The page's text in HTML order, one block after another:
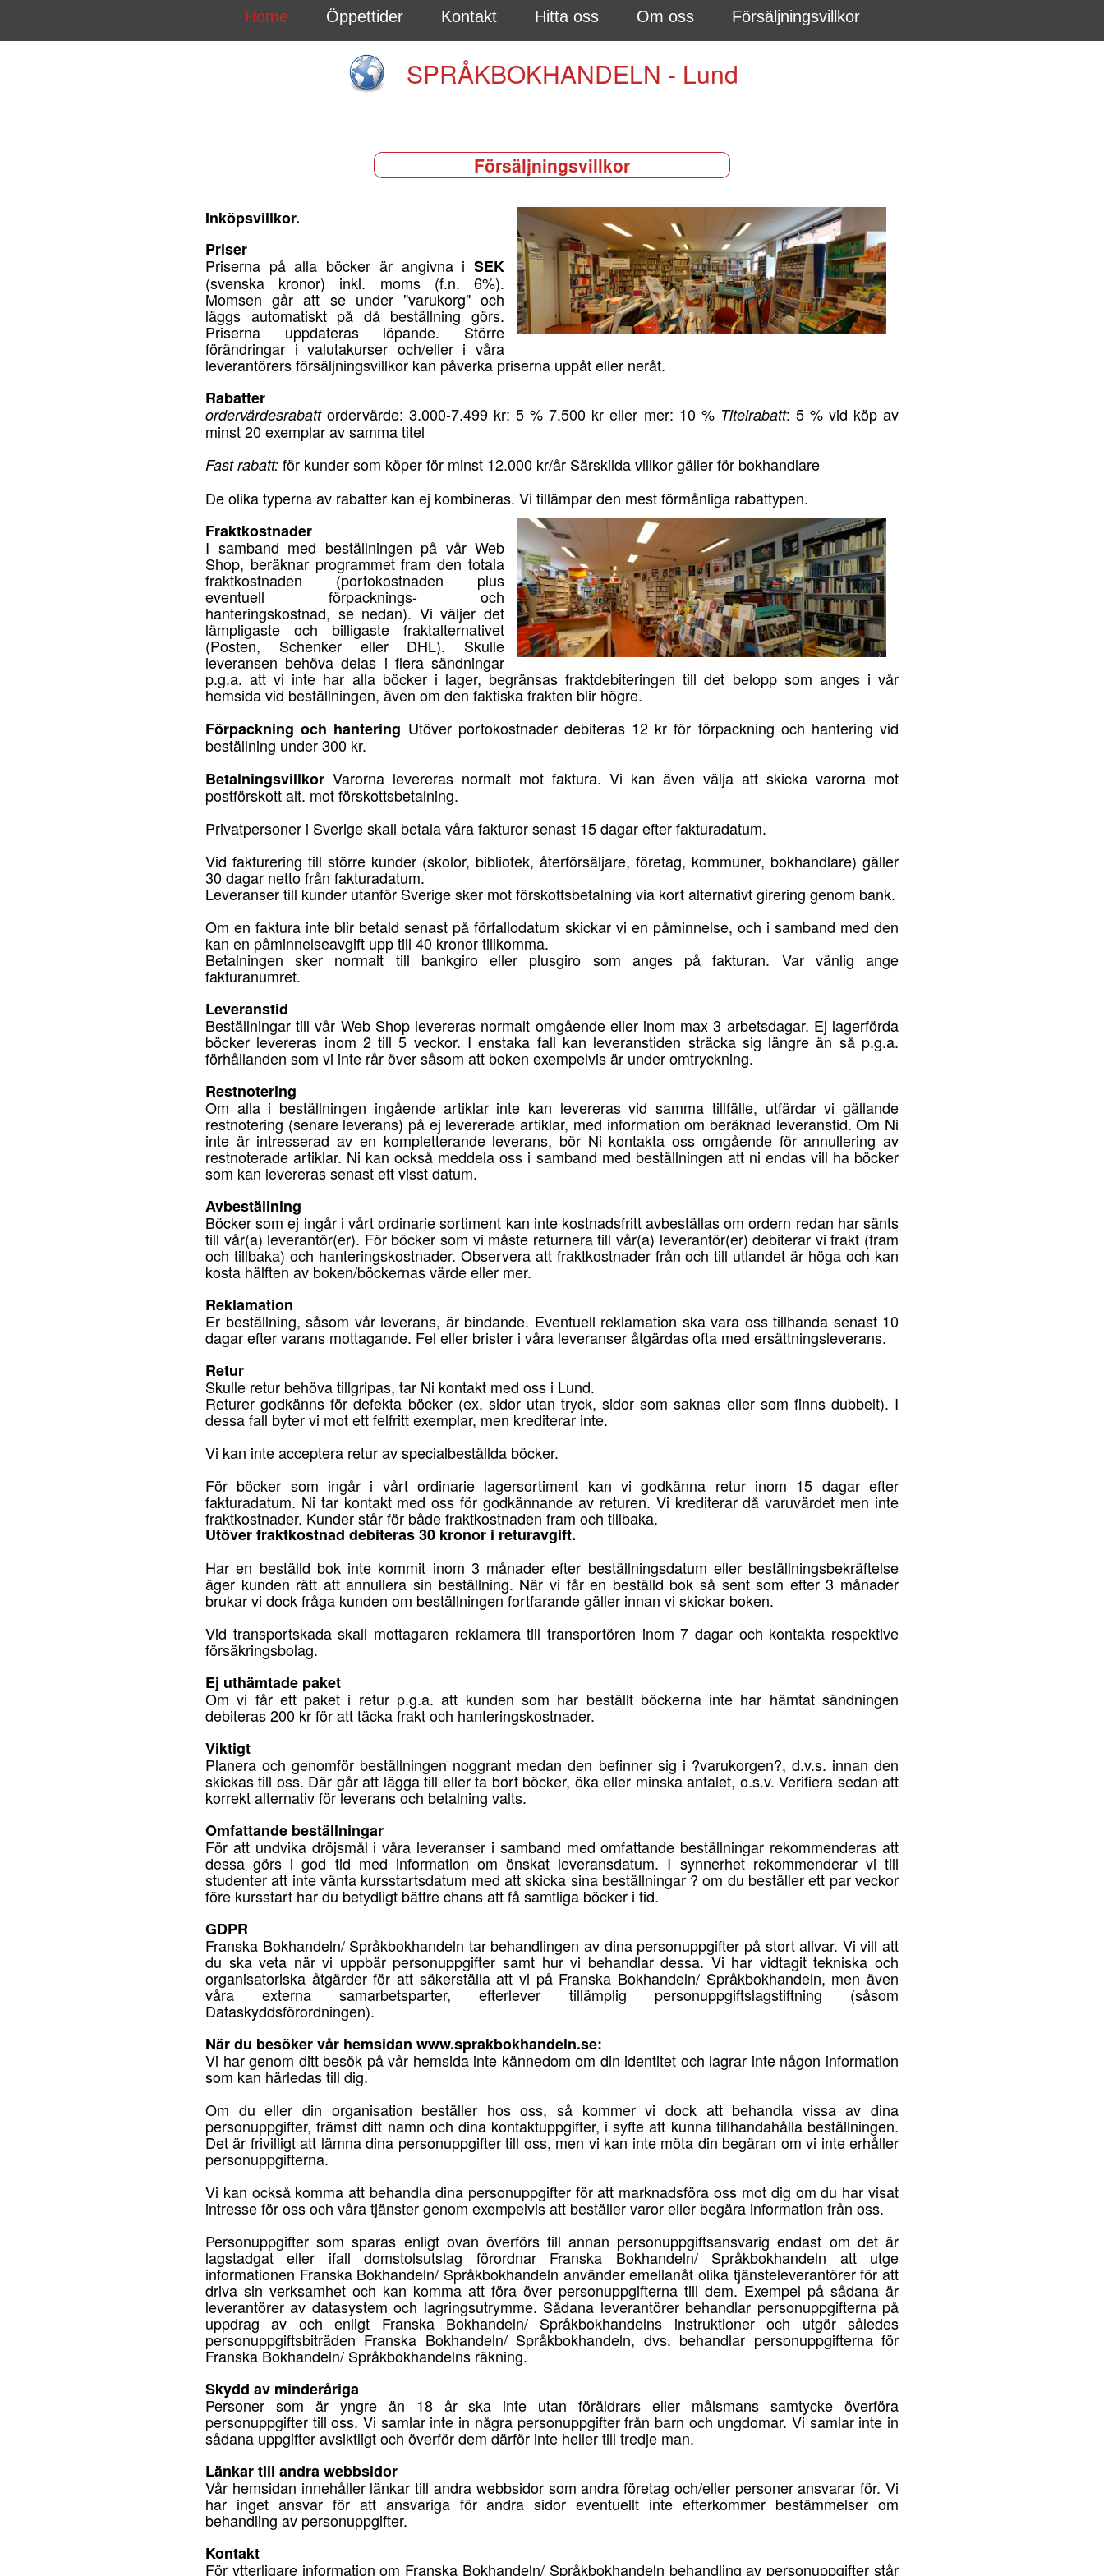
Home Öppettider Kontakt Hitta oss Om oss Försäljningsvillkor
SPRÅKBOKHANDELN - Lund
Försäljningsvillkor
Inköpsvillkor.
Priser
Priserna på alla böcker är angivna i SEK
(svenska kronor) inkl. moms (f.n. 6%).
Momsen går att se under "varukorg" och
läggs automatiskt på då beställning görs.
Priserna uppdateras löpande. Större
förändringar i valutakurser och/eller i våra
leverantörers försäljningsvillkor kan påverka priserna uppåt eller neråt.
Rabatter
ordervärdesrabattordervärde: 3.000-7.499 kr: 5 % 7.500 kr eller mer: 10 % Titelrabatt: 5 % vid köp av
minst 20 exemplar av samma titel
Fast rabatt: för kunder som köper för minst 12.000 kr/år Särskilda villkor gäller för bokhandlare
De olika typerna av rabatter kan ej kombineras. Vi tillämpar den mest förmånliga rabattypen.
Fraktkostnader
I samband med beställningen på vår Web
Shop, beräknar programmet fram den totala
fraktkostnaden (portokostnaden plus
eventuell förpacknings- och
hanteringskostnad, se nedan). Vi väljer det
lämpligaste och billigaste fraktalternativet
(Posten, Schenker eller DHL). Skulle
leveransen behöva delas i flera sändningar
p.g.a. att vi inte har alla böcker i lager, begränsas fraktdebiteringen till det belopp som anges i vår
hemsida vid beställningen, även om den faktiska frakten blir högre.
Förpackning och hantering Utöver portokostnader debiteras 12 kr för förpackning och hantering vid
beställning under 300 kr.
Betalningsvillkor Varorna levereras normalt mot faktura. Vi kan även välja att skicka varorna mot
postförskott alt. mot förskottsbetalning.
Privatpersoner i Sverige skall betala våra fakturor senast 15 dagar efter fakturadatum.
Vid fakturering till större kunder (skolor, bibliotek, återförsäljare, företag, kommuner, bokhandlare) gäller
30 dagar netto från fakturadatum.
Leveranser till kunder utanför Sverige sker mot förskottsbetalning via kort alternativt girering genom bank.
Om en faktura inte blir betald senast på förfallodatum skickar vi en påminnelse, och i samband med den
kan en påminnelseavgift upp till 40 kronor tillkomma.
Betalningen sker normalt till bankgiro eller plusgiro som anges på fakturan. Var vänlig ange
fakturanumret.
Leveranstid
Beställningar till vår Web Shop levereras normalt omgående eller inom max 3 arbetsdagar. Ej lagerförda
böcker levereras inom 2 till 5 veckor. I enstaka fall kan leveranstiden sträcka sig längre än så p.g.a.
förhållanden som vi inte rår över såsom att boken exempelvis är under omtryckning.
Restnotering
Om alla i beställningen ingående artiklar inte kan levereras vid samma tillfälle, utfärdar vi gällande
restnotering (senare leverans) på ej levererade artiklar, med information om beräknad leveranstid. Om Ni
inte är intresserad av en kompletterande leverans, bör Ni kontakta oss omgående för annullering av
restnoterade artiklar. Ni kan också meddela oss i samband med beställningen att ni endas vill ha böcker
som kan levereras senast ett visst datum.
Avbeställning
Böcker som ej ingår i vårt ordinarie sortiment kan inte kostnadsfritt avbeställas om ordern redan har sänts
till vår(a) leverantör(er). För böcker som vi måste returnera till vår(a) leverantör(er) debiterar vi frakt (fram
och tillbaka) och hanteringskostnader. Observera att fraktkostnader från och till utlandet är höga och kan
kosta hälften av boken/böckernas värde eller mer.
Reklamation
Er beställning, såsom vår leverans, är bindande. Eventuell reklamation ska vara oss tillhanda senast 10
dagar efter varans mottagande. Fel eller brister i våra leveranser åtgärdas ofta med ersättningsleverans.
Retur
Skulle retur behöva tillgripas, tar Ni kontakt med oss i Lund.
Returer godkänns för defekta böcker (ex. sidor utan tryck, sidor som saknas eller som finns dubbelt). I
dessa fall byter vi mot ett felfritt exemplar, men krediterar inte.
Vi kan inte acceptera retur av specialbeställda böcker.
För böcker som ingår i vårt ordinarie lagersortiment kan vi godkänna retur inom 15 dagar efter
fakturadatum. Ni tar kontakt med oss för godkännande av returen. Vi krediterar då varuvärdet men inte
fraktkostnader. Kunder står för både fraktkostnaden fram och tillbaka.
Utöver fraktkostnad debiteras 30 kronor i returavgift.
Har en beställd bok inte kommit inom 3 månader efter beställningsdatum eller beställningsbekräftelse
äger kunden rätt att annullera sin beställning. När vi får en beställd bok så sent som efter 3 månader
brukar vi dock fråga kunden om beställningen fortfarande gäller innan vi skickar boken.
Vid transportskada skall mottagaren reklamera till transportören inom 7 dagar och kontakta respektive
försäkringsbolag.
Ej uthämtade paket
Om vi får ett paket i retur p.g.a. att kunden som har beställt böckerna inte har hämtat sändningen
debiteras 200 kr för att täcka frakt och hanteringskostnader.
Viktigt
Planera och genomför beställningen noggrant medan den befinner sig i ?varukorgen?, d.v.s. innan den
skickas till oss. Där går att lägga till eller ta bort böcker, öka eller minska antalet, o.s.v. Verifiera sedan att
korrekt alternativ för leverans och betalning valts.
Omfattande beställningar
För att undvika dröjsmål i våra leveranser i samband med omfattande beställningar rekommenderas att
dessa görs i god tid med information om önskat leveransdatum. I synnerhet rekommenderar vi till
studenter att inte vänta kursstartsdatum med att skicka sina beställningar ? om du beställer ett par veckor
före kursstart har du betydligt bättre chans att få samtliga böcker i tid.
GDPR
Franska Bokhandeln/ Språkbokhandeln tar behandlingen av dina personuppgifter på stort allvar. Vi vill att
du ska veta när vi uppbär personuppgifter samt hur vi behandlar dessa. Vi har vidtagit tekniska och
organisatoriska åtgärder för att säkerställa att vi på Franska Bokhandeln/ Språkbokhandeln, men även
våra externa samarbetsparter, efterlever tillämplig personuppgiftslagstiftning (såsom
Dataskyddsförordningen).
När du besöker vår hemsidan www.sprakbokhandeln.se:
Vi har genom ditt besök på vår hemsida inte kännedom om din identitet och lagrar inte någon information
som kan härledas till dig.
Om du eller din organisation beställer hos oss, så kommer vi dock att behandla vissa av dina
personuppgifter, främst ditt namn och dina kontaktuppgifter, i syfte att kunna tillhandahålla beställningen.
Det är frivilligt att lämna dina personuppgifter till oss, men vi kan inte möta din begäran om vi inte erhåller
personuppgifterna.
Vi kan också komma att behandla dina personuppgifter för att marknadsföra oss mot dig om du har visat
intresse för oss och våra tjänster genom exempelvis att beställer varor eller begära information från oss.
Personuppgifter som sparas enligt ovan överförs till annan personuppgiftsansvarig endast om det är
lagstadgat eller ifall domstolsutslag förordnar Franska Bokhandeln/ Språkbokhandeln att utge
informationen Franska Bokhandeln/ Språkbokhandeln använder emellanåt olika tjänsteleverantörer för att
driva sin verksamhet och kan komma att föra över personuppgifterna till dem. Exempel på sådana är
leverantörer av datasystem och lagringsutrymme. Sådana leverantörer behandlar personuppgifterna på
uppdrag av och enligt Franska Bokhandeln/ Språkbokhandelns instruktioner och utgör således
personuppgiftsbiträden Franska Bokhandeln/ Språkbokhandeln, dvs. behandlar personuppgifterna för
Franska Bokhandeln/ Språkbokhandelns räkning.
Skydd av minderåriga
Personer som är yngre än 18 år ska inte utan föräldrars eller målsmans samtycke överföra
personuppgifter till oss. Vi samlar inte in några personuppgifter från barn och ungdomar. Vi samlar inte in
sådana uppgifter avsiktligt och överför dem därför inte heller till tredje man.
Länkar till andra webbsidor
Vår hemsidan innehåller länkar till andra webbsidor som andra företag och/eller personer ansvarar för. Vi
har inget ansvar för att ansvariga för andra sidor eventuellt inte efterkommer bestämmelser om
behandling av personuppgifter.
Kontakt
För ytterligare information om Franska Bokhandeln/ Språkbokhandeln behandling av personuppgifter står